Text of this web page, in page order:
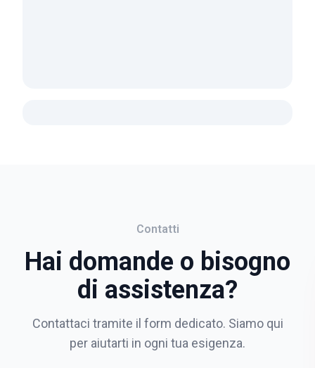
Contatti
Hai domande o bisogno
di assistenza?
Contattaci tramite il form dedicato. Siamo qui
per aiutarti in ogni tua esigenza.